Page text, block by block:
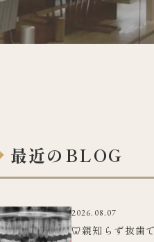
最近のBLOG
2026.08.07
🦷親知らず抜歯